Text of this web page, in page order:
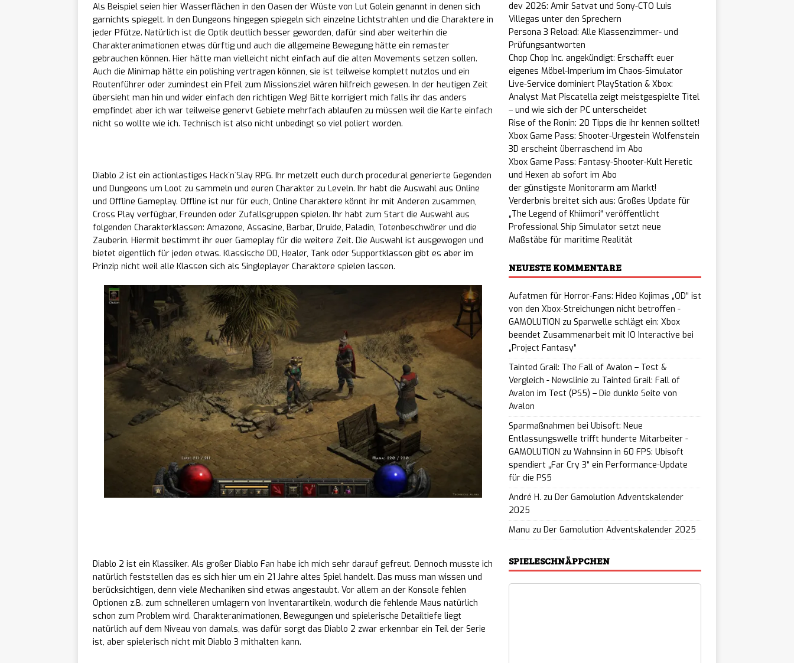
Als Beispiel seien hier Wasserflächen in den Oasen der Wüste von Lut Golein genannt in denen sich
garnichts spiegelt. In den Dungeons hingegen spiegeln sich einzelne Lichtstrahlen und die Charaktere in
jeder Pfütze. Natürlich ist die Optik deutlich besser geworden, dafür sind aber weiterhin die
Charakteranimationen etwas dürftig und auch die allgemeine Bewegung hätte ein remaster
gebrauchen können. Hier hätte man vielleicht nicht einfach auf die alten Movements setzen sollen.
Auch die Minimap hätte ein polishing vertragen können, sie ist teilweise komplett nutzlos und ein
Routenführer oder zumindest ein Pfeil zum Missionsziel wären hilfreich gewesen. In der heutigen Zeit
übersieht man hin und wider einfach den richtigen Weg! Bitte korrigiert mich falls ihr das anders
empfindet aber ich war teilweise genervt Gebiete mehrfach ablaufen zu müssen weil die Karte einfach
nicht so wollte wie ich. Technisch ist also nicht unbedingt so viel poliert worden.
Diablo 2 ist ein actionlastiges Hack´n´Slay RPG. Ihr metzelt euch durch procedural generierte Gegenden
und Dungeons um Loot zu sammeln und euren Charakter zu Leveln. Ihr habt die Auswahl aus Online
und Offline Gameplay. Offline ist nur für euch, Online Charaktere könnt ihr mit Anderen zusammen,
Cross Play verfügbar, Freunden oder Zufallsgruppen spielen. Ihr habt zum Start die Auswahl aus
folgenden Charakterklassen: Amazone, Assasine, Barbar, Druide, Paladin, Totenbeschwörer und die
Zauberin. Hiermit bestimmt ihr euer Gameplay für die weitere Zeit. Die Auswahl ist ausgewogen und
bietet eigentlich für jeden etwas. Klassische DD, Healer, Tank oder Supportklassen gibt es aber im
Prinzip nicht weil alle Klassen sich als Singleplayer Charaktere spielen lassen.
Diablo 2 ist ein Klassiker. Als großer Diablo Fan habe ich mich sehr darauf gefreut. Dennoch musste ich
natürlich feststellen das es sich hier um ein 21 Jahre altes Spiel handelt. Das muss man wissen und
berücksichtigen, denn viele Mechaniken sind etwas angestaubt. Vor allem an der Konsole fehlen
Optionen z.B. zum schnelleren umlagern von Inventarartikeln, wodurch die fehlende Maus natürlich
schon zum Problem wird. Charakteranimationen, Bewegungen und spielerische Detailtiefe liegt
natürlich auf dem Niveau von damals, was dafür sorgt das Diablo 2 zwar erkennbar ein Teil der Serie
ist, aber spielerisch nicht mit Diablo 3 mithalten kann.
dev 2026: Amir Satvat und Sony-CTO Luis
Villegas unter den Sprechern
Persona 3 Reload: Alle Klassenzimmer- und
Prüfungsantworten
Chop Chop Inc. angekündigt: Erschafft euer
eigenes Möbel-Imperium im Chaos-Simulator
Live-Service dominiert PlayStation & Xbox:
Analyst Mat Piscatella zeigt meistgespielte Titel
– und wie sich der PC unterscheidet
Rise of the Ronin: 20 Tipps die ihr kennen solltet!
Xbox Game Pass: Shooter-Urgestein Wolfenstein
3D erscheint überraschend im Abo
Xbox Game Pass: Fantasy-Shooter-Kult Heretic
und Hexen ab sofort im Abo
der günstigste Monitorarm am Markt!
Verderbnis breitet sich aus: Großes Update für
„The Legend of Khiimori“ veröffentlicht
Professional Ship Simulator setzt neue
Maßstäbe für maritime Realität
NEUESTE KOMMENTARE
Aufatmen für Horror-Fans: Hideo Kojimas „OD“ ist
von den Xbox-Streichungen nicht betroffen -
GAMOLUTION zu Sparwelle schlägt ein: Xbox
beendet Zusammenarbeit mit IO Interactive bei
„Project Fantasy“
Tainted Grail: The Fall of Avalon – Test &
Vergleich - Newslinie zu Tainted Grail: Fall of
Avalon im Test (PS5) – Die dunkle Seite von
Avalon
Sparmaßnahmen bei Ubisoft: Neue
Entlassungswelle trifft hunderte Mitarbeiter -
GAMOLUTION zu Wahnsinn in 60 FPS: Ubisoft
spendiert „Far Cry 3“ ein Performance-Update
für die PS5
André H. zu Der Gamolution Adventskalender
2025
Manu zu Der Gamolution Adventskalender 2025
SPIELESCHNÄPPCHEN